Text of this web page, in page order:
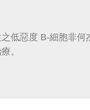
低惡度 B-細胞非
。